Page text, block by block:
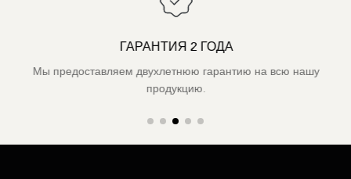
ГАРАНТИЯ 2 ГОДА
Мы предоставляем двухлетнюю гарантию на всю нашу
продукцию.